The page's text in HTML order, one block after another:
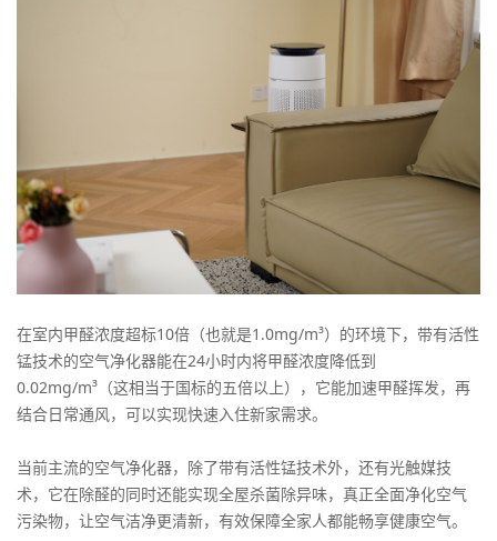
在室内甲醛浓度超标10倍（也就是1.0mg/m³）的环境下，带有活性
锰技术的空气净化器能在24小时内将甲醛浓度降低到
0.02mg/m³（这相当于国标的五倍以上），它能加速甲醛挥发，再
结合日常通风，可以实现快速入住新家需求。
当前主流的空气净化器，除了带有活性锰技术外，还有光触媒技
术，它在除醛的同时还能实现全屋杀菌除异味，真正全面净化空气
污染物，让空气洁净更清新，有效保障全家人都能畅享健康空气。